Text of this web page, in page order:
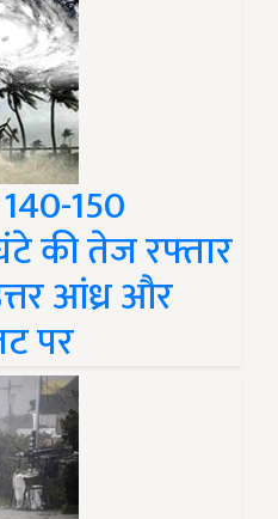
150
की तेज रफ्तार
आंध्र और
पर